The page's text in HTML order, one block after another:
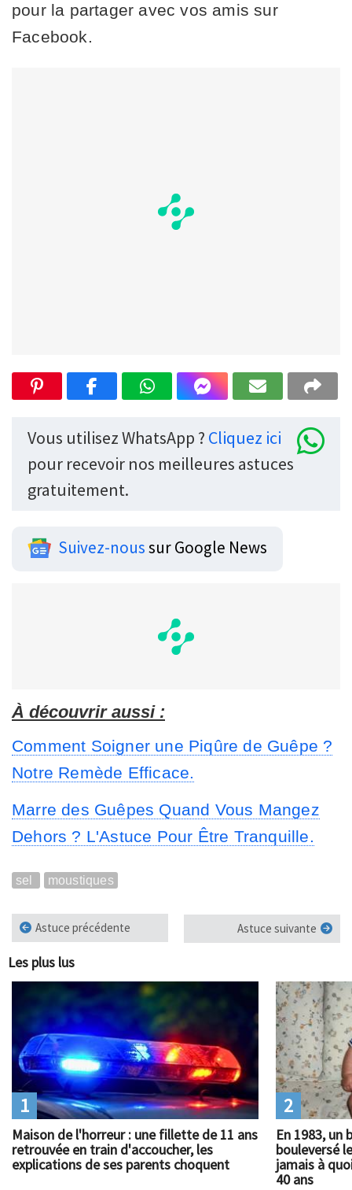
pour la partager avec vos amis sur
Facebook.
Vous utilisez WhatsApp ? Cliquez ici
pour recevoir nos meilleures astuces
gratuitement.
Suivez-noussur Google News
À découvrir aussi :
Comment Soigner une Piqûre de Guêpe ?
Notre Remède Efficace.
Marre des Guêpes Quand Vous Mangez
Dehors ? L'Astuce Pour Être Tranquille.
sel moustiques
Astuce précédente Astuce suivante
Les plus lus
Maison de l'horreur : une fillette de 11 ans
retrouvée en train d'accoucher, les
explications de ses parents choquent
1
En 1983, un
bouleversé
jamais à
40 ans
2